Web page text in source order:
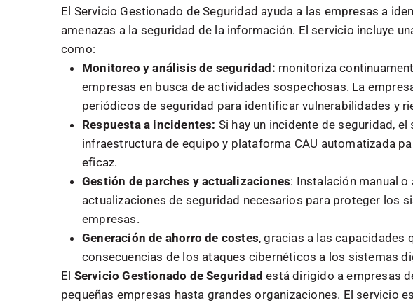
El Servicio Gestionado de Seguridad ayuda a las empresas a
amenazas a la seguridad de la información. El servicio incluye
como:
Monitoreo y análisis de seguridad: monitoriza
empresas en busca de actividades sospechosas. La
periódicos de seguridad para identificar vulnerabilidades y
Respuesta a incidentes: Si hay un incidente de seguridad,
infraestructura de equipo y plataforma CAU automatizada
eficaz.
Gestión de parches y actualizaciones: Instalación manual
actualizaciones de seguridad necesarios para proteger los
empresas.
Generación de ahorro de costes, gracias a las capacidades
consecuencias de los ataques cibernéticos a los sistemas
El Servicio Gestionado de Seguridad está dirigido a empresas
pequeñas empresas hasta grandes organizaciones. El servicio